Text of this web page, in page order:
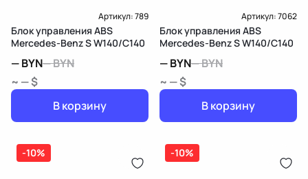
Артикул:789
Блок управления ABS
Mercedes-Benz S W140/C140
—BYN—BYN
~ — $
В корзину
Артикул:7062
Блок управления ABS
Mercedes-Benz S W140/C140
—BYN—BYN
~ — $
В корзину
-10% -10%